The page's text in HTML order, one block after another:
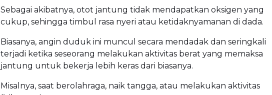
Sebagai akibatnya, otot jantung tidak mendapatkan oksigen yang
cukup, sehingga timbul rasa nyeri atau ketidaknyamanan di dada.
Biasanya, angin duduk ini muncul secara mendadak dan seringkali
terjadi ketika seseorang melakukan aktivitas berat yang memaksa
jantung untuk bekerja lebih keras dari biasanya.
Misalnya, saat berolahraga, naik tangga, atau melakukan aktivitas